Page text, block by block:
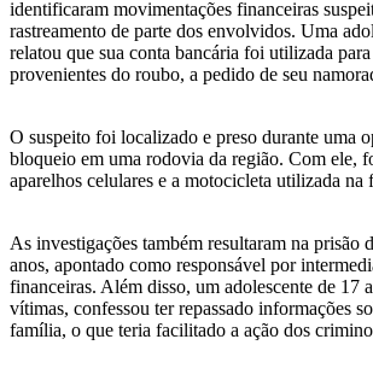
identificaram movimentações financeiras
rastreamento de parte dos envolvidos. Uma
relatou que sua conta bancária foi utilizada
provenientes do roubo, a pedido de seu
O suspeito foi localizado e preso durante uma
bloqueio em uma rodovia da região. Com ele,
aparelhos celulares e a motocicleta utilizada na
As investigações também resultaram na prisão
anos, apontado como responsável por
financeiras. Além disso, um adolescente de 17
vítimas, confessou ter repassado informações
família, o que teria facilitado a ação dos